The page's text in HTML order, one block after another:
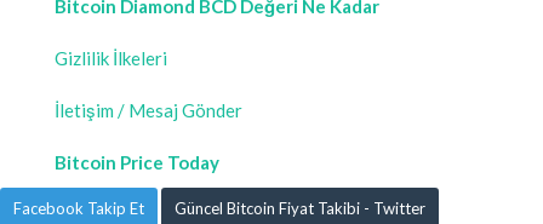
Bitcoin Diamond BCD Değeri Ne Kadar
Gizlilik İlkeleri
İletişim / Mesaj Gönder
Bitcoin Price Today
Facebook Takip Et Güncel Bitcoin Fiyat Takibi - Twitter